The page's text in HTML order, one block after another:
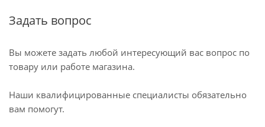
Задать вопрос
Вы можете задать любой интересующий вас вопрос по
товару или работе магазина.
Наши квалифицированные специалисты обязательно
вам помогут.